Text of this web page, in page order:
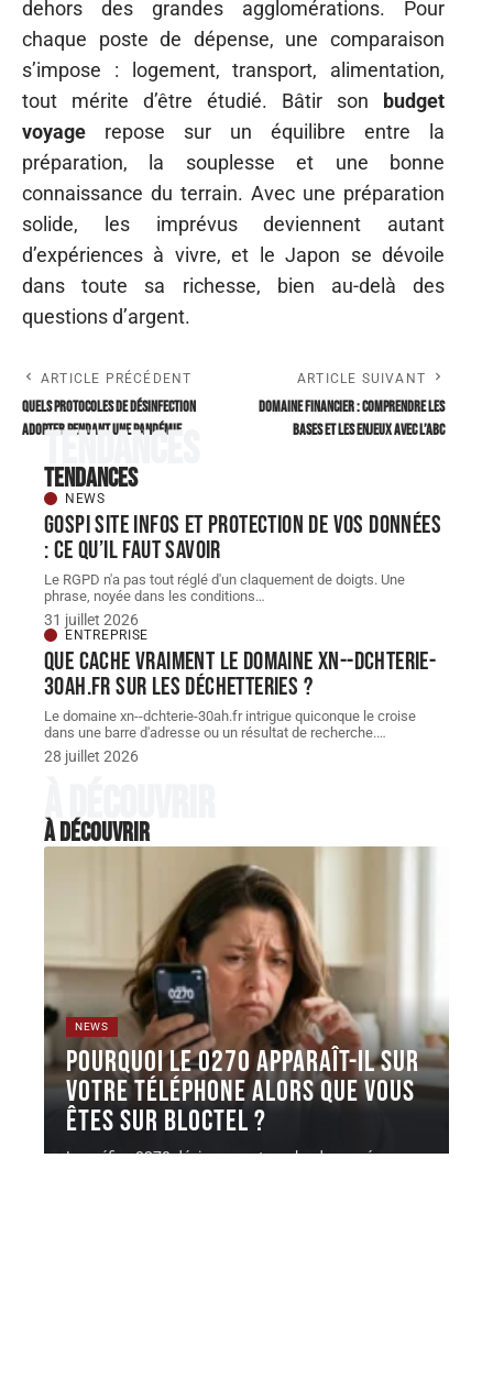
dehors des grandes agglomérations. Pour
chaque poste de dépense, une comparaison
s’impose : logement, transport, alimentation,
tout mérite d’être étudié. Bâtir son budget
voyage repose sur un équilibre entre la
préparation, la souplesse et une bonne
connaissance du terrain. Avec une préparation
solide, les imprévus deviennent autant
d’expériences à vivre, et le Japon se dévoile
dans toute sa richesse, bien au-delà des
questions d’argent.
ARTICLE PRÉCÉDENT
Quels protocoles de désinfection
adopter pendant une pandémie
ARTICLE SUIVANT
Domaine financier : comprendre les
bases et les enjeux avec l’ABC
Tendances
Tendances
NEWS
Gospi site infos et protection de vos données
: ce qu’il faut savoir
Le RGPD n'a pas tout réglé d'un claquement de doigts. Une
phrase, noyée dans les conditions…
31 juillet 2026
ENTREPRISE
Que cache vraiment le domaine xn--dchterie-
30ah.fr sur les déchetteries ?
Le domaine xn--dchterie-30ah.fr intrigue quiconque le croise
dans une barre d'adresse ou un résultat de recherche.…
28 juillet 2026
À découvrir
À découvrir
NEWS
Pourquoi le 0270 apparaît-il sur
votre téléphone alors que vous
êtes sur Bloctel ?
Le préfixe 0270 désigne une tranche de numéros